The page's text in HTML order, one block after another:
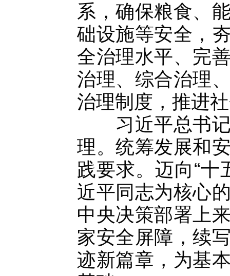
系，确保粮食、
础设施等安全，
全治理水平、完
治理、综合治理
治理制度，推进
习近平总书记
理。统筹发展和
践要求。迈向“十
近平同志为核心
中央决策部署上
家安全屏障，续
迹新篇章，为基